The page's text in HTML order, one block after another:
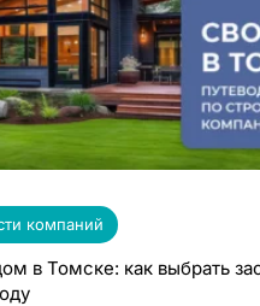
компаний
в Томске: как выбрать